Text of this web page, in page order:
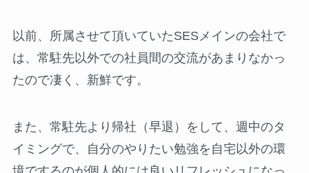
以前、所属させて頂いていたSESメインの会社で
は、常駐先以外での社員間の交流があまりなかっ
たので凄く、新鮮です。
また、常駐先より帰社（早退）をして、週中のタ
イミングで、自分のやりたい勉強を自宅以外の環